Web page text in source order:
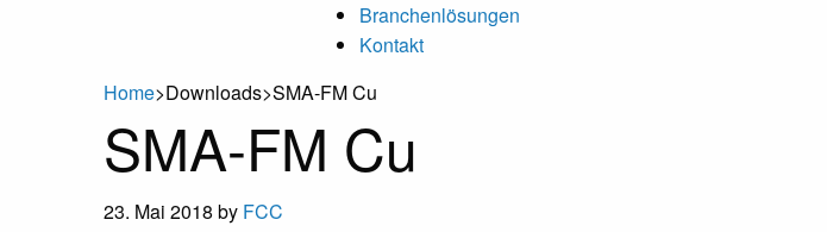
Branchenlösungen
Kontakt
Home>Downloads>SMA-FM Cu
SMA-FM Cu
23. Mai 2018 by FCC